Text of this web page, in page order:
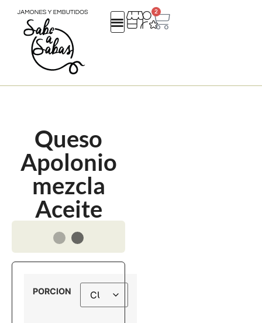
2
Queso
Apolonio
mezcla
Aceite
PORCION